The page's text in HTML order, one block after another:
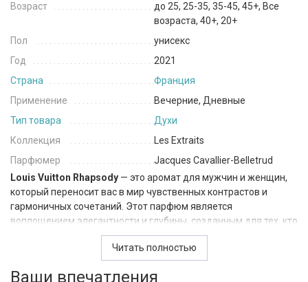
Возраст
до 25, 25-35, 35-45, 45+, Все
возраста, 40+, 20+
Пол
унисекс
Год
2021
Страна
Франция
Применение
Вечерние, Дневные
Тип товара
Духи
Коллекция
Les Extraits
Парфюмер
Jacques Cavallier-Belletrud
Louis Vuitton Rhapsody — это аромат для мужчин и женщин,
который переносит вас в мир чувственных контрастов и
гармоничных сочетаний. Этот парфюм является
воплощением элегантности и глубины, созданным для тех, кто
ценит изысканность и многогранность ароматов. Относится к
семейству шипровые, цветочные.
Композиция начинается с насыщенных и землистых нот
Читать полностью
Ваши впечатления